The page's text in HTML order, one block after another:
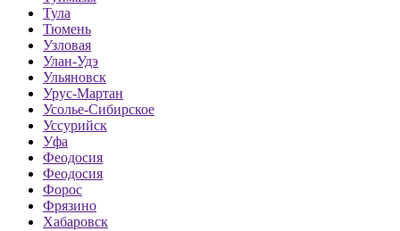
Тула
Тюмень
Узловая
Улан-Удэ
Ульяновск
Урус-Мартан
Усолье-Сибирское
Уссурийск
Уфа
Феодосия
Феодосия
Форос
Фрязино
Хабаровск